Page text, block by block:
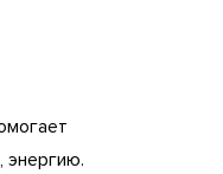
энергию.